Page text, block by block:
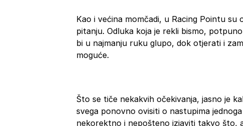
Kao i većina momčadi, u Racing Pointu
pitanju. Odluka koja je rekli bismo,
bi u najmanju ruku glupo, dok otjerati i
moguće.
Što se tiče nekakvih očekivanja, jasno je
svega ponovno ovisiti o nastupima
nekorektno i nepošteno izjaviti takvo što,